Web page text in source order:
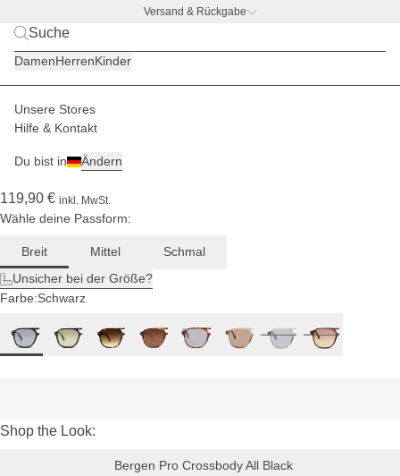
Versand & Rückgabe
DamenHerrenKinder
Unsere Stores
Hilfe & Kontakt
Du bist in Ändern
Herren Sonnenbrillen
Für breite
(781)
119,90 € inkl. MwSt.
Wähle deine Passform:
Breit Mittel
Schmal
Unsicher bei der Größe?
Farbe:Schwarz
Shop the Look:
Bergen Pro Crossbody All Black